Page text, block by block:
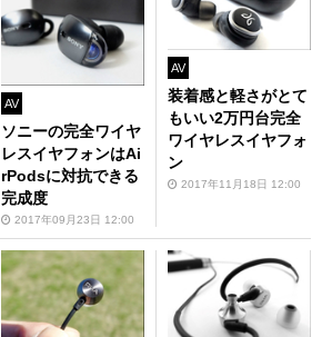
AV
ソニーの完全ワイヤ
レスイヤフォンはAi
rPodsに対抗できる
完成度
2017年09月23日 12:00
AV
装着感と軽さがとて
もいい2万円台完全
ワイヤレスイヤフォ
ン
2017年11月18日 12:00